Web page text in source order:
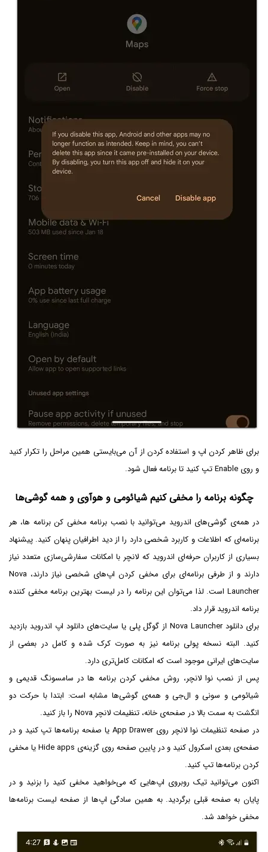
برای ظاهر کردن اپ و استفاده کردن از آن می‌بایستی همین مراحل را تکرار کنید
و روی Enable تپ کنید تا برنامه فعال شود.
چگونه برنامه را مخفی کنیم شیائومی و هوآوی و همه گوشی‌ها
در همه‌ی گوشی‌های اندروید می‌توانید با نصب برنامه مخفی کن برنامه ها، هر
برنامه‌ای که اطلاعات و کاربرد شخصی دارد را از دید اطرافیان پنهان کنید. پیشنهاد
بسیاری از کاربران حرفه‌ای اندروید که لانچر با امکانات سفارشی‌سازی متعدد نیاز
دارند و از طرفی برنامه‌ای برای مخفی کردن اپ‌های شخصی نیاز دارند، Nova
Launcher است. لذا می‌توان این برنامه را در لیست بهترین برنامه مخفی کننده
برنامه اندروید قرار داد.
برای دانلود Nova Launcher از گوگل پلی یا سایت‌های دانلود اپ اندروید بازدید
کنید. البته نسخه پولی برنامه نیز به صورت کرک شده و کامل در بعضی از
سایت‌های ایرانی موجود است که امکانات کامل‌تری دارد.
پس از نصب نوا لانچر، روش مخفي كردن برنامه ها در سامسونگ قدیمی و
شیائومی و سونی و ال‌جی و همه‌ی گوشی‌ها مشابه است: ابتدا با حرکت دو
انگشت به سمت بالا در صفحه‌ی خانه، تنظیمات لانچر Nova را باز کنید.
در صفحه تنظیمات نوا لانچر روی App Drawer یا صفحه برنامه‌ها تپ کنید و در
صفحه‌ی بعدی اسکرول کنید و در پایین صفحه روی گزینه‌ی Hide apps یا مخفی
کردن برنامه‌ها تپ کنید.
اکنون می‌توانید تیک روبروی اپ‌هایی که می‌خواهید مخفی کنید را بزنید و در
پایان به صفحه قبلی برگردید. به همین سادگی اپ‌ها از صفحه لیست برنامه‌ها
مخفی خواهد شد.